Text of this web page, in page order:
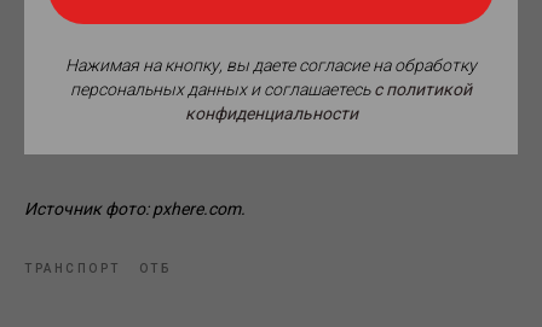
секретарем определен замглавы Росавиации Дмитрий
время будут сформированы профильные рабочие группы и
актуализирован план работы на текущий год.
Источник фото: pxhere.com.
ТРАНСПОРТ ОТБ
Нажимая на кнопку, вы даете согласие на обработку
персональных данных и соглашаетесьc политикой
конфиденциальности